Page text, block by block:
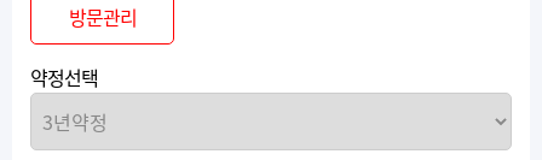
방문관리
약정선택